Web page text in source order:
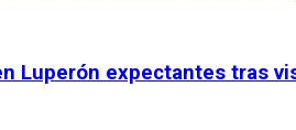
Luperón expectantes tras